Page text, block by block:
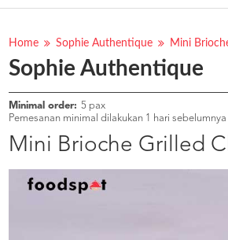
RESTAURANT
PESAN
OUR
COMPANY
KATA
MEREKA
KATALOG
PROGRAM
Home Sophie Authentique Mini
Sophie Authentique
Minimal order: 5 pax
Pemesanan minimal dilakukan 1 hari sebelumnya
Mini Brioche Grilled